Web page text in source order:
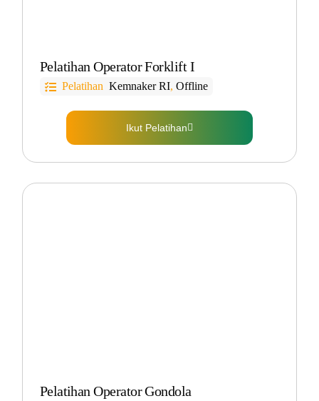
Pelatihan Operator Forklift I
Pelatihan Kemnaker RI, Offline
Ikut Pelatihan
Pelatihan Operator Gondola